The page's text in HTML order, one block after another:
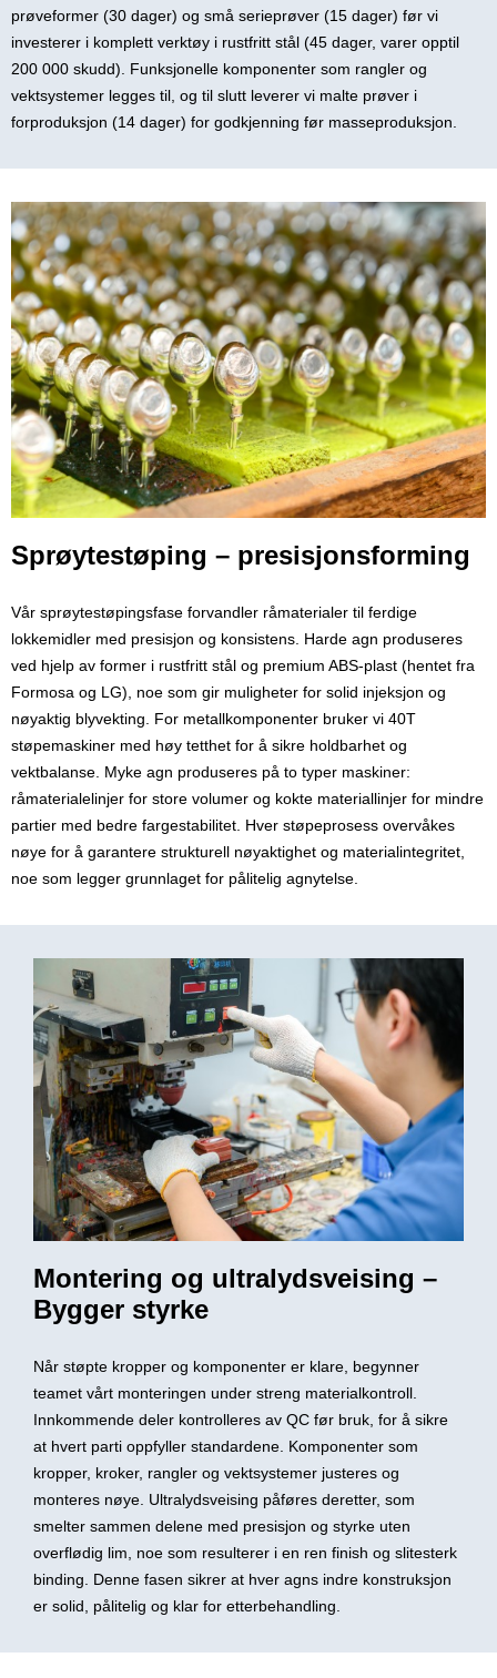
prøveformer (30 dager) og små serieprøver (15 dager) før vi
investerer i komplett verktøy i rustfritt stål (45 dager, varer opptil
200 000 skudd). Funksjonelle komponenter som rangler og
vektsystemer legges til, og til slutt leverer vi malte prøver i
forproduksjon (14 dager) for godkjenning før masseproduksjon.
Sprøytestøping – presisjonsforming
Vår sprøytestøpingsfase forvandler råmaterialer til ferdige
lokkemidler med presisjon og konsistens. Harde agn produseres
ved hjelp av former i rustfritt stål og premium ABS-plast (hentet fra
Formosa og LG), noe som gir muligheter for solid injeksjon og
nøyaktig blyvekting. For metallkomponenter bruker vi 40T
støpemaskiner med høy tetthet for å sikre holdbarhet og
vektbalanse. Myke agn produseres på to typer maskiner:
råmaterialelinjer for store volumer og kokte materiallinjer for mindre
partier med bedre fargestabilitet. Hver støpeprosess overvåkes
nøye for å garantere strukturell nøyaktighet og materialintegritet,
noe som legger grunnlaget for pålitelig agnytelse.
Montering og ultralydsveising –
Bygger styrke
Når støpte kropper og komponenter er klare, begynner
teamet vårt monteringen under streng materialkontroll.
Innkommende deler kontrolleres av QC før bruk, for å sikre
at hvert parti oppfyller standardene. Komponenter som
kropper, kroker, rangler og vektsystemer justeres og
monteres nøye. Ultralydsveising påføres deretter, som
smelter sammen delene med presisjon og styrke uten
overflødig lim, noe som resulterer i en ren finish og slitesterk
binding. Denne fasen sikrer at hver agns indre konstruksjon
er solid, pålitelig og klar for etterbehandling.